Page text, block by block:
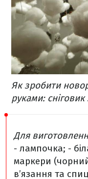
Як зробити
руками:
Для
- лампочка; -
маркери
в’язання та